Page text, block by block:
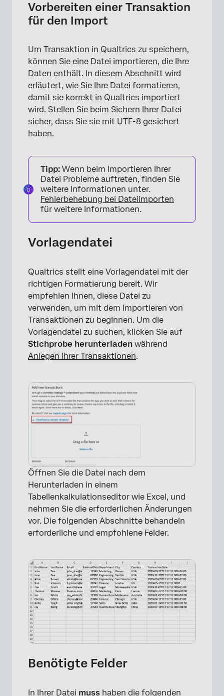
Vorbereiten einer Transaktion
für den Import
Um Transaktion in Qualtrics zu speichern,
können Sie eine Datei importieren, die Ihre
Daten enthält. In diesem Abschnitt wird
erläutert, wie Sie Ihre Datei formatieren,
damit sie korrekt in Qualtrics importiert
wird. Stellen Sie beim Sichern Ihrer Datei
sicher, dass Sie sie mit UTF-8 gesichert
haben.
Tipp: Wenn beim Importieren Ihrer
Datei Probleme auftreten, finden Sie
weitere Informationen unter.
Fehlerbehebung bei Dateiimporten
für weitere Informationen.
Vorlagendatei
Qualtrics stellt eine Vorlagendatei mit der
richtigen Formatierung bereit. Wir
empfehlen Ihnen, diese Datei zu
verwenden, um mit dem Importieren von
Transaktionen zu beginnen. Um die
Vorlagendatei zu suchen, klicken Sie auf
Stichprobe herunterladen während
Anlegen Ihrer Transaktionen.
Öffnen Sie die Datei nach dem
Herunterladen in einem
Tabellenkalkulationseditor wie Excel, und
nehmen Sie die erforderlichen Änderungen
vor. Die folgenden Abschnitte behandeln
erforderliche und empfohlene Felder.
Benötigte Felder
In Ihrer Datei muss haben die folgenden